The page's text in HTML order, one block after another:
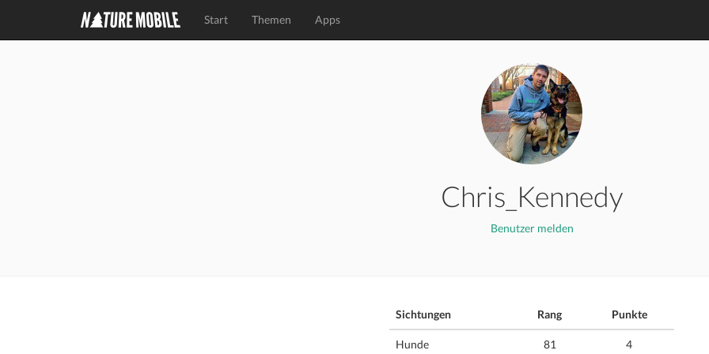
Start Themen Apps
Chris_Kennedy
Benutzer melden
Sichtungen Rang Punkte
Hunde 81 4